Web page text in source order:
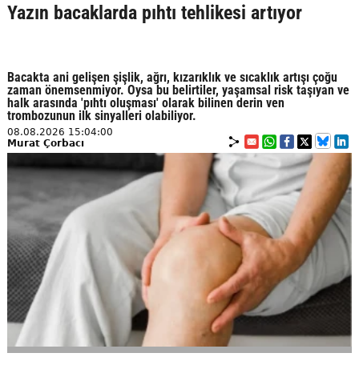
Yazın bacaklarda pıhtı tehlikesi artıyor
Bacakta ani gelişen şişlik, ağrı, kızarıklık ve sıcaklık artışı çoğu
zaman önemsenmiyor. Oysa bu belirtiler, yaşamsal risk taşıyan ve
halk arasında 'pıhtı oluşması' olarak bilinen derin ven
trombozunun ilk sinyalleri olabiliyor.
08.08.2026 15:04:00
Murat Çorbacı